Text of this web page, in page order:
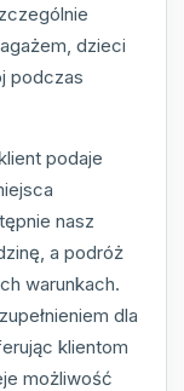
dzieci
podczas
podaje
nasz
a podróż
warunkach.
dla
klientom
możliwość